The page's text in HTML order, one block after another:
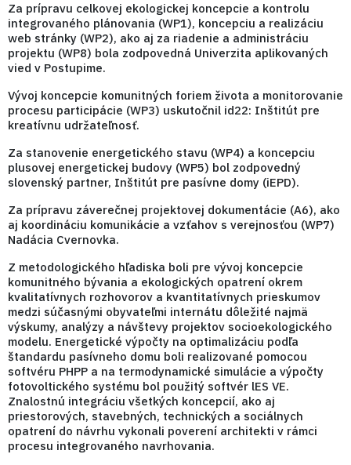
Za prípravu celkovej ekologickej koncepcie a kontrolu
integrovaného plánovania (WP1), koncepciu a realizáciu
web stránky (WP2), ako aj za riadenie a administráciu
projektu (WP8) bola zodpovedná Univerzita aplikovaných
vied v Postupime.
Vývoj koncepcie komunitných foriem života a monitorovanie
procesu participácie (WP3) uskutočnil id22: Inštitút pre
kreatívnu udržateľnosť.
Za stanovenie energetického stavu (WP4) a koncepciu
plusovej energetickej budovy (WP5) bol zodpovedný
slovenský partner, Inštitút pre pasívne domy (iEPD).
Za prípravu záverečnej projektovej dokumentácie (A6), ako
aj koordináciu komunikácie a vzťahov s verejnosťou (WP7)
Nadácia Cvernovka.
Z metodologického hľadiska boli pre vývoj koncepcie
komunitného bývania a ekologických opatrení okrem
kvalitatívnych rozhovorov a kvantitatívnych prieskumov
medzi súčasnými obyvateľmi internátu dôležité najmä
výskumy, analýzy a návštevy projektov socioekologického
modelu. Energetické výpočty na optimalizáciu podľa
štandardu pasívneho domu boli realizované pomocou
softvéru PHPP a na termodynamické simulácie a výpočty
fotovoltického systému bol použitý softvér lES VE.
Znalostnú integráciu všetkých koncepcií, ako aj
priestorových, stavebných, technických a sociálnych
opatrení do návrhu vykonali poverení architekti v rámci
procesu integrovaného navrhovania.